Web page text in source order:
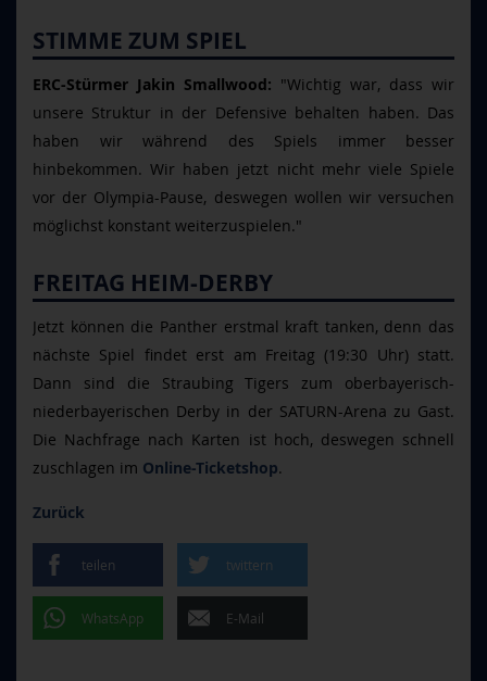
STIMME ZUM SPIEL
ERC-Stürmer Jakin Smallwood: "Wichtig war, dass wir
unsere Struktur in der Defensive behalten haben. Das
haben wir während des Spiels immer besser
hinbekommen. Wir haben jetzt nicht mehr viele Spiele
vor der Olympia-Pause, deswegen wollen wir versuchen
möglichst konstant weiterzuspielen."
FREITAG HEIM-DERBY
Jetzt können die Panther erstmal kraft tanken, denn das
nächste Spiel findet erst am Freitag (19:30 Uhr) statt.
Dann sind die Straubing Tigers zum oberbayerisch-
niederbayerischen Derby in der SATURN-Arena zu Gast.
Die Nachfrage nach Karten ist hoch, deswegen schnell
zuschlagen im Online-Ticketshop.
Zurück
teilen twittern
WhatsApp E-Mail